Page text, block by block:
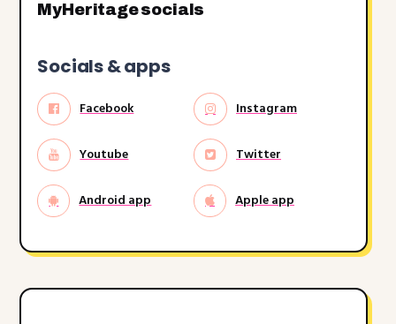
MyHeritage socials
Socials & apps
Facebook Instagram
Youtube Twitter
Android app Apple app